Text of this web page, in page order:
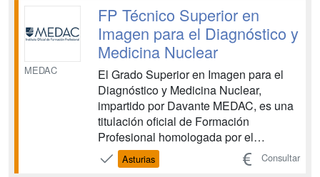
mediante el manejo de distintos
equipos y aparatos, con el objetivo de
de...
MEDAC
FP Técnico Superior en
Imagen para el Diagnóstico y
Medicina Nuclear
El Grado Superior en Imagen para el
Diagnóstico y Medicina Nuclear,
impartido por Davante MEDAC, es una
titulación oficial de Formación
Profesional homologada por el
Ministerio de Educación, vinculada al
ámbito sanitario. Esta FP te capacita
Asturias Consultar